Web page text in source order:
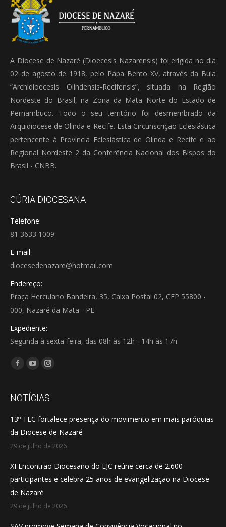
A Diocese de Nazaré (Dioecesis Nazarensis) foi erigida no dia
02 de agosto de 1918, pelo Papa Bento XV, através da Bula
“Archidioecesis Olindensis-Recifensis”, situada na Região
Nordeste do Brasil, na Zona da Mata Norte do Estado de
Pernambuco. Todo o seu território foi desmembrado da
Arquidiocese de Olinda e Recife. Esta Circunscrição Eclesiástica
pertencente à Província Eclesiástica de Olinda e Recife e ao
Regional Nordeste 2 da Conferência Nacional dos Bispos do
Brasil - CNBB.
CÚRIA DIOCESANA
Telefone:
81 3633 1009
E-mail
diocesedenazare@hotmail.com
Endereço:
Praça Herculano Bandeira, 35, Caixa Postal 02, CEP 55800 -
000, Nazaré da Mata - PE
Expediente:
Segunda à sexta-feira, das 08h às 12h - 14h às 17h
Encontre-nos em:
Facebook
opens
new
window
YouTube
opens
new
window
Instagram
opens
new
window
NOTÍCIAS
13º TLC fortalece presença do movimento em mais paróquias
da Diocese de Nazaré
29 de julho de 2026
XI Encontrão Diocesano do EJC reúne cerca de 2.600
participantes e celebra 25 anos de evangelização na Diocese
de Nazaré
29 de julho de 2026